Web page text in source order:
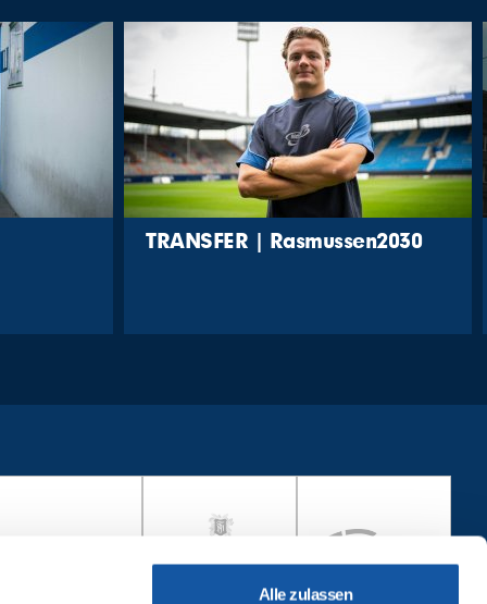
Alle zulassen
TRANSFER | Rasmussen2030